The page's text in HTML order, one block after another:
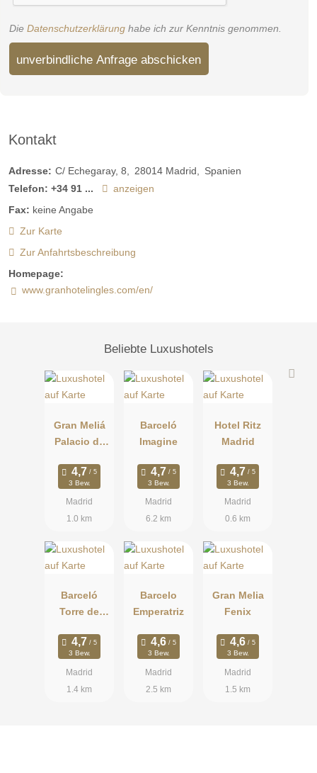
Die Datenschutzerklärung habe ich zur Kenntnis genommen.
unverbindliche Anfrage abschicken
Kontakt
Adresse: C/ Echegaray, 8 28014 Madrid
Spanien
Telefon: +34 91 ...
anzeigen
Fax: keine Angabe
Zur Karte
Zur Anfahrtsbeschreibung
Homepage:
www.granhotelingles.com/en/
Beliebte Luxushotels
Gran Meliá
Palacio de
3 Bew.
Madrid
1.0 km
Barceló
Imagine
3 Bew.
Madrid
6.2 km
Hotel Ritz
Madrid
3 Bew.
Madrid
0.6 km
Barceló
Torre de
3 Bew.
Madrid
1.4 km
Barcelo
Emperatriz
3 Bew.
Madrid
2.5 km
Gran Melia
Fenix
3 Bew.
Madrid
1.5 km